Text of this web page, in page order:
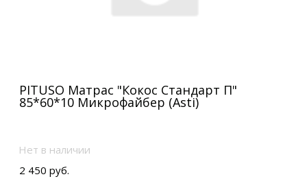
PITUSO Матрас "Кокос Стандарт П"
85*60*10 Микрофайбер (Asti)
Нет в наличии
2 450 руб.